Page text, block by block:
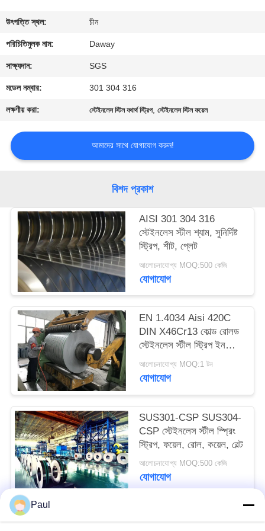
মান
নিয়ন্ত্রণ
যোগাযোগ
করুন
উদ্ধৃতির
জন্য
সাইট
ম্যাপ
PRIVACY
POLICY
উৎপত্তি স্থল: চীন
পরিচিতিমুলক নাম: Daway
সাক্ষ্যদান: SGS
মডেল নম্বার: 301 304 316
লক্ষণীয় করা: স্টেইনলেস স্টিল যথার্থ স্ট্রিপ,স্টেইনলেস স্টিল ফয়েল
আমাদের সাথে যোগাযোগ করুন!
বিশদ প্রকাশ
AISI 301 304 316
স্টেইনলেস স্টীল শ্যাম, সুনির্দিষ্ট
স্ট্রিপ, শীট, প্লেট
আলোচনাযোগ্য MOQ:500 কেজি
যোগাযোগ
EN 1.4034 Aisi 420C
DIN X46Cr13 কোল্ড রোলড
স্টেইনলেস স্টীল স্ট্রিপ ইন
আলোচনাযোগ্য MOQ:1 টন
যোগাযোগ
SUS301-CSP SUS304-
CSP স্টেইনলেস স্টীল স্প্রিং
স্ট্রিপ, ফয়েল, রোল, কয়েল, বেল্ট
আলোচনাযোগ্য MOQ:500 কেজি
যোগাযোগ
Paul